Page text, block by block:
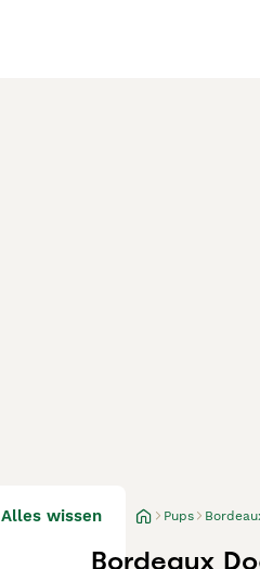
Alles wissen Pups
Bordeaux